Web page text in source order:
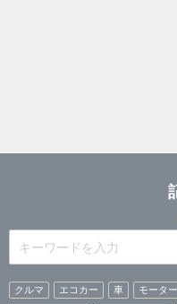
クルマ エコカー 車 モータ